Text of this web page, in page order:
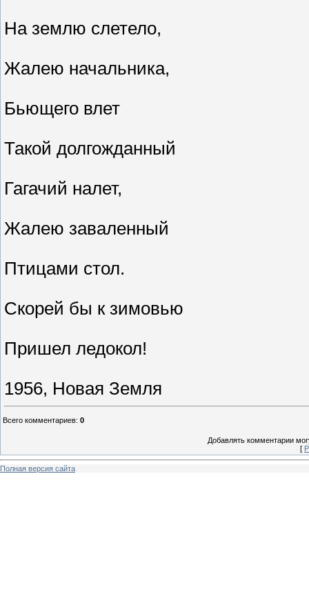
На землю слетело,
Жалею начальника,
Бьющего влет
Такой долгожданный
Гагачий налет,
Жалею заваленный
Птицами стол.
Скорей бы к зимовью
Пришел ледокол!
1956, Новая Земля
Всего комментариев: 0
Добавлять комментарии
[
Полная версия сайта